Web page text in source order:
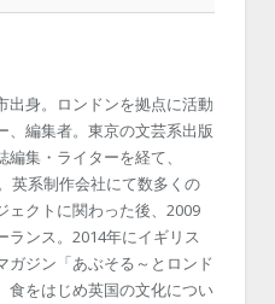
出身。ロンドンを拠点に活動
、編集者。東京の文芸系出版
編集・ライターを経て、
英系制作会社にて数多くの
ェクトに関わった後、2009
ランス。2014年にイギリス
ガジン「あぶそる～とロンド
食をはじめ英国の文化につい